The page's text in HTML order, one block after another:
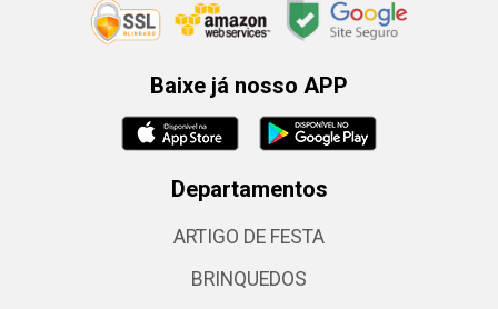
Baixe já nosso APP
Departamentos
ARTIGO DE FESTA
BRINQUEDOS